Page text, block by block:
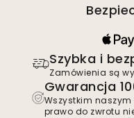
Szybka i
Zamówienia są
Gwarancja
Wszystkim
prawo do zwrotu